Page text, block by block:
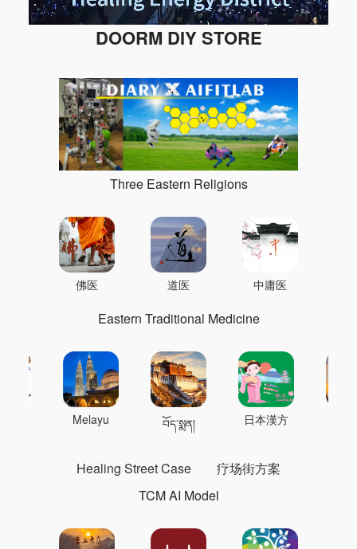
DOORM DIY STORE
Three Eastern Religions
佛医 道医 中庸医
Eastern Traditional Medicine
Melayu བོད་སྨན། 日本漢方
Healing Street Case
疗场街方案
TCM AI Model